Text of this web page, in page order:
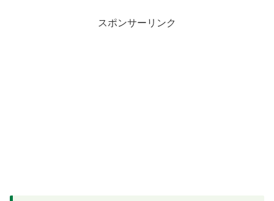
スポンサーリンク